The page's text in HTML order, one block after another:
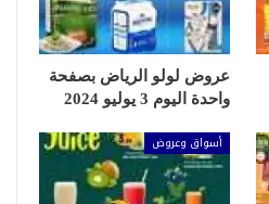
عروض لولو الرياض بصفحة
واحدة اليوم 3 يوليو 2024
أسواق وعروض